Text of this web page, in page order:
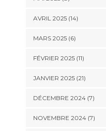
AVRIL 2025 (14)
MARS 2025 (6)
FÉVRIER 2025 (11)
JANVIER 2025 (21)
DÉCEMBRE 2024 (7)
NOVEMBRE 2024 (7)